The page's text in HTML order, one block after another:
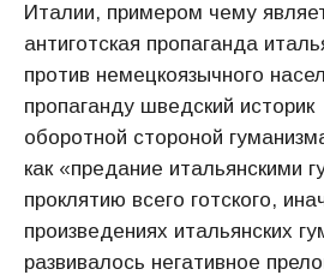
Италии, примером чему
антиготская пропаганда
против немецкоязычного
пропаганду шведский
оборотной стороной
как «предание итальянскими
проклятию всего готского,
произведениях итальянских
развивалось негативное